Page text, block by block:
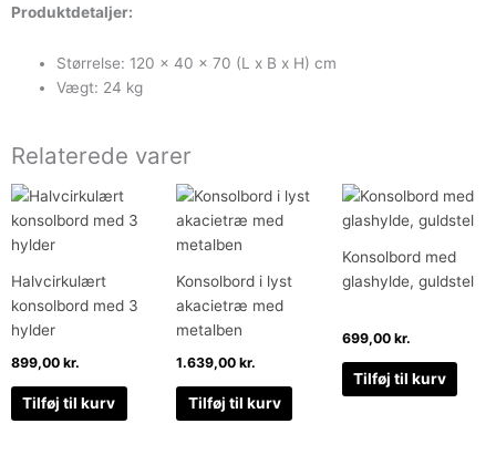
Produktdetaljer:
Størrelse: 120 x 40 x 70 (L x B x H) cm
Vægt: 24 kg
Relaterede varer
Halvcirkulært
konsolbord med 3
hylder
899,00 kr.
Tilføj til kurv
Konsolbord i lyst
akacietræ med
metalben
1.639,00kr.
Tilføj til kurv
Konsolbord med
glashylde, guldstel
699,00 kr.
Tilføj til kurv